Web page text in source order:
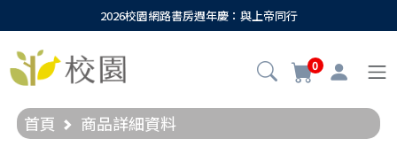
2026校園網路書房週年慶：與上帝同行
0
首頁 商品詳細資料